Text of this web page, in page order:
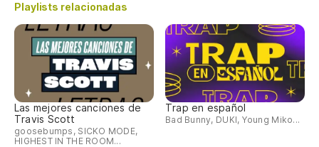
Playlists relacionadas
Las mejores canciones de
Travis Scott
goosebumps, SICKO MODE,
HIGHEST IN THE ROOM...
Trap en español
Bad Bunny, DUKI, Young Miko...